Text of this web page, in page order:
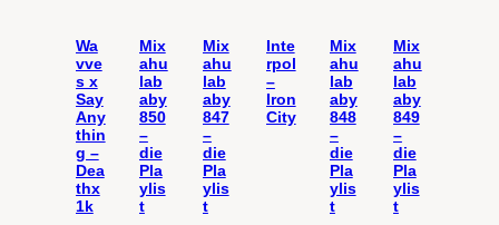
Wa
vve
s x
Say
Any
thin
g –
Dea
thx
1k
Mix
ahu
lab
aby
850
–
die
Pla
ylis
t
Mix
ahu
lab
aby
847
–
die
Pla
ylis
t
Inte
rpol
–
Iron
City
Mix
ahu
lab
aby
848
–
die
Pla
ylis
t
Mix
ahu
lab
aby
849
–
die
Pla
ylis
t